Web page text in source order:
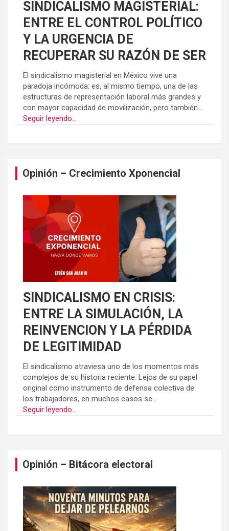
SINDICALISMO MAGISTERIAL:
ENTRE EL CONTROL POLÍTICO
Y LA URGENCIA DE
RECUPERAR SU RAZÓN DE SER
El sindicalismo magisterial en México vive una
paradoja incómoda: es, al mismo tiempo, una de las
estructuras de representación laboral más grandes y
con mayor capacidad de movilización, pero también...
Seguir leyendo...
Opinión – Crecimiento Xponencial
SINDICALISMO EN CRISIS:
ENTRE LA SIMULACIÓN, LA
REINVENCION Y LA PÉRDIDA
DE LEGITIMIDAD
El sindicalismo atraviesa uno de los momentos más
complejos de su historia reciente. Lejos de su papel
original como instrumento de defensa colectiva de
los trabajadores, en muchos casos se...
Seguir leyendo...
Opinión – Bitácora electoral